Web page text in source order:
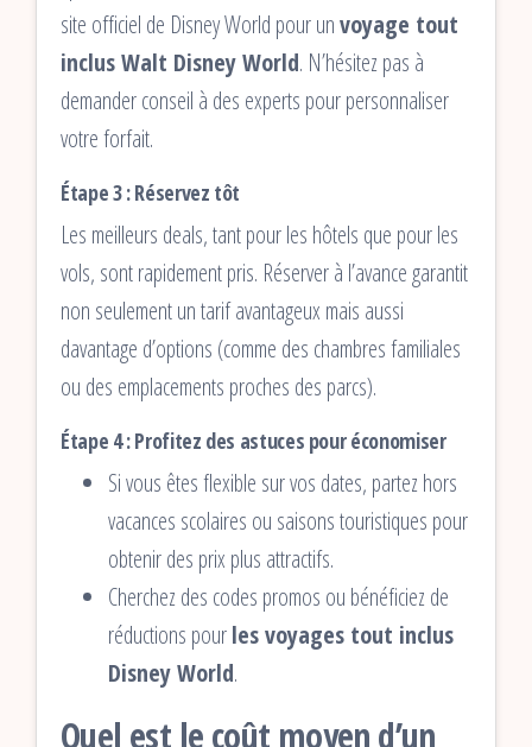
site officiel de Disney World pour unvoyage tout
inclus Walt Disney World. N’hésitez pas à
demander conseil à des experts pour personnaliser
votre forfait.
Étape 3 : Réservez tôt
Les meilleurs deals, tant pour les hôtels que pour les
vols, sont rapidement pris. Réserver à l’avance garantit
non seulement un tarif avantageux mais aussi
davantage d’options (comme des chambres familiales
ou des emplacements proches des parcs).
Étape 4 : Profitez des astuces pour économiser
Si vous êtes flexible sur vos dates, partez hors
vacances scolaires ou saisons touristiques pour
obtenir des prix plus attractifs.
Cherchez des codes promos ou bénéficiez de
réductions pourles voyages tout inclus
Disney World.
Quel est le coût moyen d’un